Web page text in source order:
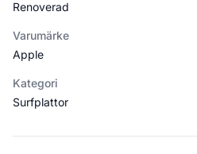
Renoverad
Varumärke
Apple
Kategori
Surfplattor